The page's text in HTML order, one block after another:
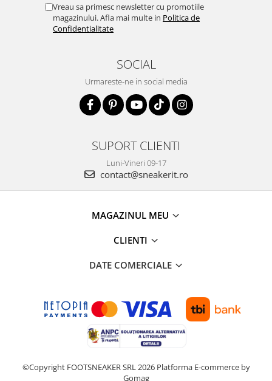
Vreau sa primesc newsletter cu promotiile
magazinului. Afla mai multe in Politica de
Confidentialitate
SOCIAL
Urmareste-ne in social media
SUPORT CLIENTI
Luni-Vineri 09-17
contact@sneakerit.ro
MAGAZINUL MEU
CLIENTI
DATE COMERCIALE
©Copyright FOOTSNEAKER SRL 2026 Platforma E-commerce by
Gomag